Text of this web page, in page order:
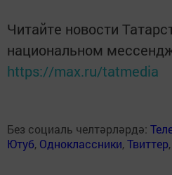
Читайте новости
национальном
https://max.ru/tatmedia
Без социаль челтәрләрдә:
Ютуб, Одноклассники,Твиттер,